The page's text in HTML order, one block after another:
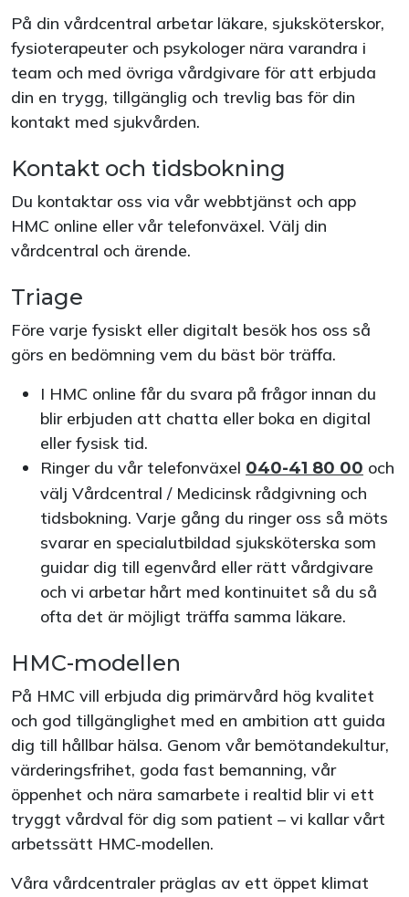
På din vårdcentral arbetar läkare, sjuksköterskor,
fysioterapeuter och psykologer nära varandra i
team och med övriga vårdgivare för att erbjuda
din en trygg, tillgänglig och trevlig bas för din
kontakt med sjukvården.
Kontakt och tidsbokning
Du kontaktar oss via vår webbtjänst och app
HMC online eller vår telefonväxel. Välj din
vårdcentral och ärende.
Triage
Före varje fysiskt eller digitalt besök hos oss så
görs en bedömning vem du bäst bör träffa.
I HMC online får du svara på frågor innan du
blir erbjuden att chatta eller boka en digital
eller fysisk tid.
Ringer du vår telefonväxel 040-41 80 00 och
välj Vårdcentral / Medicinsk rådgivning och
tidsbokning. Varje gång du ringer oss så möts
svarar en specialutbildad sjuksköterska som
guidar dig till egenvård eller rätt vårdgivare
och vi arbetar hårt med kontinuitet så du så
ofta det är möjligt träffa samma läkare.
HMC-modellen
På HMC vill erbjuda dig primärvård hög kvalitet
och god tillgänglighet med en ambition att guida
dig till hållbar hälsa. Genom vår bemötandekultur,
värderingsfrihet, goda fast bemanning, vår
öppenhet och nära samarbete i realtid blir vi ett
tryggt vårdval för dig som patient – vi kallar vårt
arbetssätt HMC-modellen.
Våra vårdcentraler präglas av ett öppet klimat